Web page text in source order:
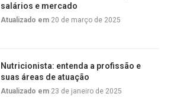
salários e mercado
Atualizado em 20 de março de 2025
Nutricionista: entenda a profissão e
suas áreas de atuação
Atualizado em 23 de janeiro de 2025